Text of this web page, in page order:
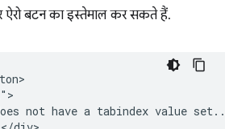
ऐरो बटन का इस्तेमाल कर सकते हैं.
not have a tabindex value